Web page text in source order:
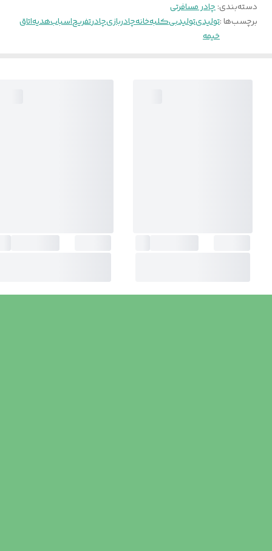
دسته‌بندی:چادر مسافرتی
برچسب‌ها :تولیدیتولیدبیکلبهخانهچادربازیچادرتفریحاسبابهدیهاتاق
خیمه